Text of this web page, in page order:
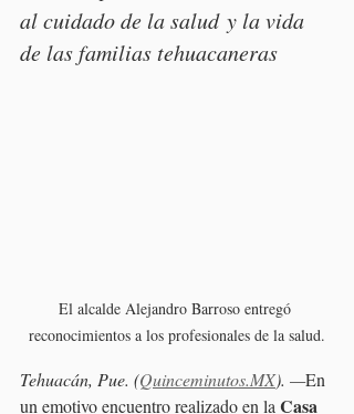
al cuidado de la salud y la vida
de las familias tehuacaneras
El alcalde Alejandro Barroso entregó
reconocimientos a los profesionales de la salud.
Tehuacán, Pue. (Quinceminutos.MX). —En
un emotivo encuentro realizado en la Casa